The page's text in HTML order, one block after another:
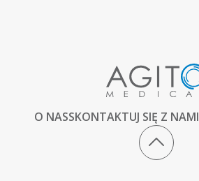
O NASSKONTAKTUJ SIĘ Z NAMI